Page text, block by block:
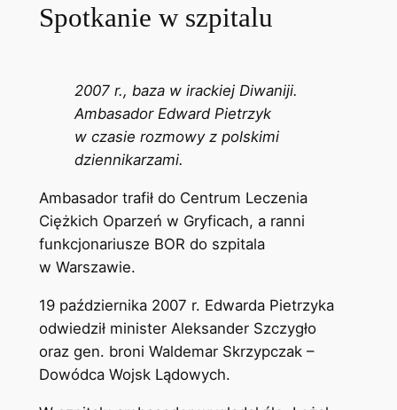
Spotkanie w szpitalu
2007 r., baza w irackiej Diwaniji.
Ambasador Edward Pietrzyk
w czasie rozmowy z polskimi
dziennikarzami.
Ambasador trafił do Centrum Leczenia
Ciężkich Oparzeń w Gryficach, a ranni
funkcjonariusze BOR do szpitala
w Warszawie.
19 października 2007 r. Edwarda Pietrzyka
odwiedził minister Aleksander Szczygło
oraz gen. broni Waldemar Skrzypczak –
Dowódca Wojsk Lądowych.